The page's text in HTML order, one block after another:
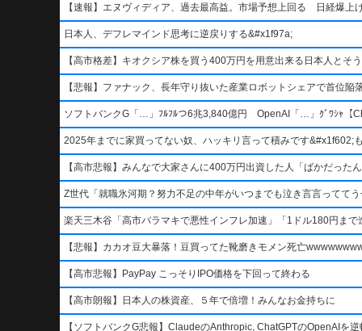
【速報】エヌヴィディア、過去最高益。市場予想上回る 日経爆上
日本人、デフレマインド思考に逆戻りする&#x1f97a;
【高市格差】キオクシア株を買う400万円を用意出来る日本人とそ
【悲報】ファナック、長年守り抜いた産業ロボットシェアで首位
ソフトバンクG「…」ﾌﾙﾌﾙつ6兆3,840億円 OpenAI「…」ｸﾞﾜｼｬ【
2025年までに家買ってない奴、ハッキリ言って積みです
【高市悲報】みんなで大家さんに400万円出資した人「ばかだった
Z世代「就職氷河期？努力不足の中年がいつまでも泣き言言ってて
楽天三木谷「高市バラマキで悪性インフレ加速」「1ドル180円ま
【悲報】カカオ豆大暴落！豆買ってた靴磨きモメン死亡
【高市悲報】PayPay こっそりIPO価格を下回って終わる
【高市朗報】日本人の株資産、５年で倍増！みんなお金持ちに
【ソフトバンクG悲報】ClaudeのAnthropic, ChatGPTのOpenAI